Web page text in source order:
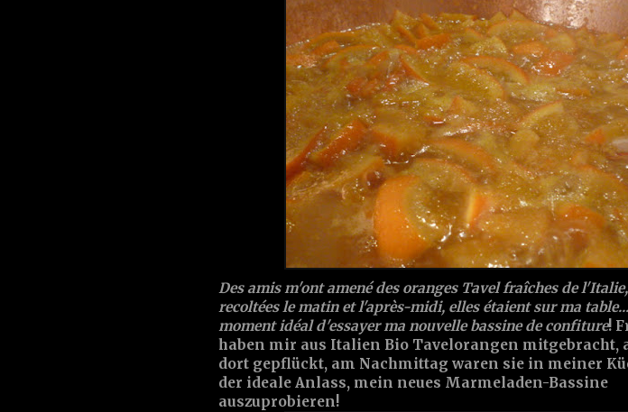
Des amis m'ont amené des oranges Tavel fraîches de
recoltées le matin et l'après-midi, elles étaient sur ma
moment idéal d'essayer ma nouvelle bassine de confiture!
haben mir aus Italien Bio Tavelorangen mitgebracht,
dort gepflückt, am Nachmittag waren sie in meiner
der ideale Anlass, mein neues Marmeladen-Bassine
auszuprobieren!